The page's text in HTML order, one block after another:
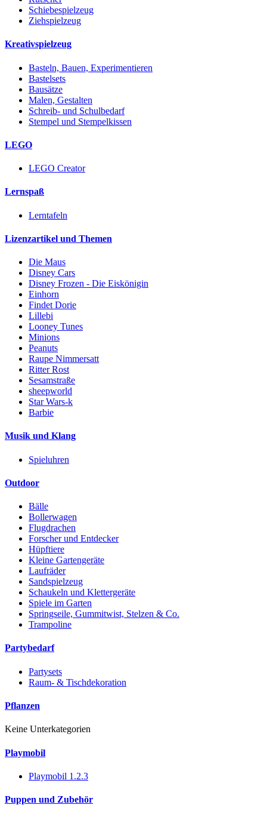
Schiebespielzeug
Ziehspielzeug
Kreativspielzeug
Basteln, Bauen, Experimentieren
Bastelsets
Bausätze
Malen, Gestalten
Schreib- und Schulbedarf
Stempel und Stempelkissen
LEGO
LEGO Creator
Lernspaß
Lerntafeln
Lizenzartikel und Themen
Die Maus
Disney Cars
Disney Frozen - Die Eiskönigin
Einhorn
Findet Dorie
Lillebi
Looney Tunes
Minions
Peanuts
Raupe Nimmersatt
Ritter Rost
Sesamstraße
sheepworld
Star Wars-k
Barbie
Musik und Klang
Spieluhren
Outdoor
Bälle
Bollerwagen
Flugdrachen
Forscher und Entdecker
Hüpftiere
Kleine Gartengeräte
Laufräder
Sandspielzeug
Schaukeln und Klettergeräte
Spiele im Garten
Springseile, Gummitwist, Stelzen & Co.
Trampoline
Partybedarf
Partysets
Raum- & Tischdekoration
Pflanzen
Keine Unterkategorien
Playmobil
Playmobil 1.2.3
Puppen und Zubehör